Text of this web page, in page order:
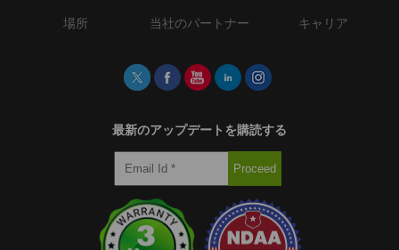
場所 当社のパートナー キャリア
最新のアップデートを購読する